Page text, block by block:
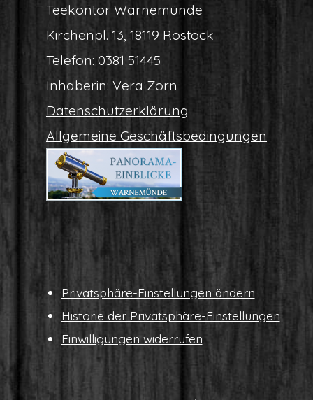
Tee­kon­tor Warnemünde
Kir­chen­pl. 13, 18119 Rostock
Tele­fon: 0381 51445
Inha­be­rin: Vera Zorn
Daten­schutz­er­klä­rung
All­ge­mei­ne Geschäftsbedingungen
Pri­vat­sphä­re-Ein­stel­lun­gen ändern
His­to­rie der Privatsphäre-Einstellungen
Ein­wil­li­gun­gen widerrufen